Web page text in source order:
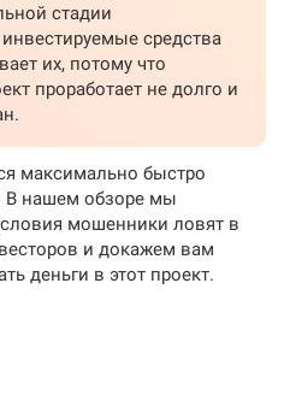
стадии
средства
их, потому что
проработает не долго и
максимально быстро
В нашем обзоре мы
мошенники ловят в
и докажем вам
деньги в этот проект.